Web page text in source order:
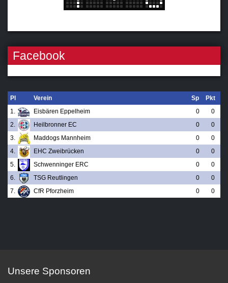
Facebook
Pl Verein Sp
Pkt
1.
Eisbären Eppelheim 0
0
2.
Heilbronner EC 0
0
3.
Maddogs Mannheim 0
0
4.
EHC Zweibrücken 0
0
5.
Schwenninger ERC 0
0
6.
TSG Reutlingen 0
0
7.
CfR Pforzheim 0 0
Unsere Sponsoren